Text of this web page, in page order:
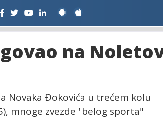
na
Novaka Đokovića u trećem kolu
mnoge zvezde "belog sporta"